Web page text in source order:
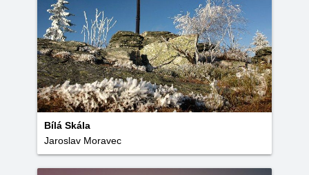
Bílá Skála
Jaroslav Moravec